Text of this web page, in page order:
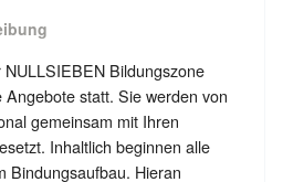
Bildungszone
statt. Sie werden von
gemeinsam mit Ihren
Inhaltlich beginnen alle
Bindungsaufbau. Hieran